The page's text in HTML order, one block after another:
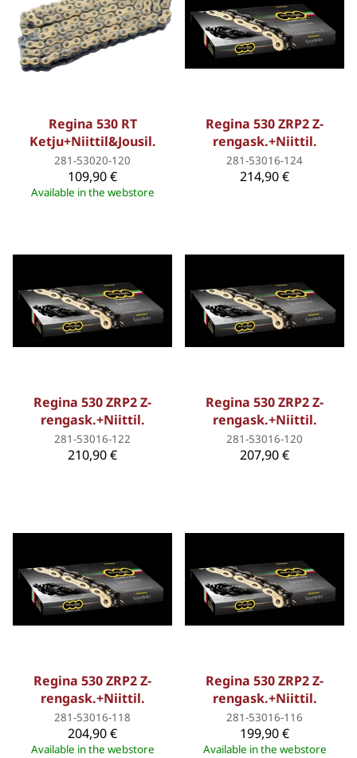
Regina 530 RT
Ketju+Niittil&Jousil.
281-53020-120
109,90 €
Available in the webstore
Regina 530 ZRP2 Z-
rengask.+Niittil.
281-53016-124
214,90 €
Regina 530 ZRP2 Z-
rengask.+Niittil.
281-53016-122
210,90 €
Regina 530 ZRP2 Z-
rengask.+Niittil.
281-53016-120
207,90 €
Regina 530 ZRP2 Z-
rengask.+Niittil.
281-53016-118
204,90 €
Available in the webstore
Regina 530 ZRP2 Z-
rengask.+Niittil.
281-53016-116
199,90 €
Available in the webstore